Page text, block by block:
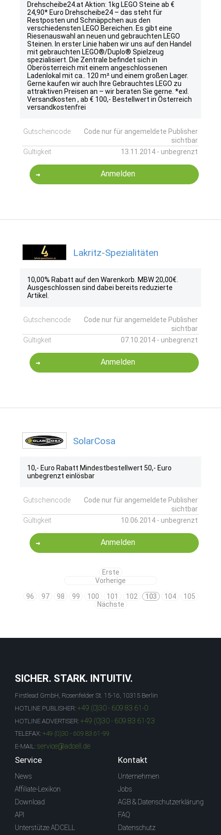
Drehscheibe24.at Aktion: 1kg LEGO Steine ab €
24,90* Euro Drehscheibe24 – das steht für
Restposten und Schnäppchen aus den
verschiedensten LEGO Bereichen. Es gibt eine
Riesenauswahl an neuen und gebrauchten LEGO
Steinen. In erster Linie haben wir uns auf den Handel
mit gebrauchten LEGO®/Duplo® Spielzeug
spezialisiert. Die Zentrale befindet sich in
Oberösterreich mit einem angeschlossenen
Ladenlokal mit ca.. 120 m² und einem großen Lager.
Gerne kaufen wir auch Ihre Gebrauchtes LEGO zu
attraktiven Preisen an – wir beraten Sie gerne. *exl.
Versandkosten , ab € 100,- Bestellwert in Österreich
versandkostenfrei
Gutscheincode
Code nur für angemeldete Publisher
sichtbar
Gültigkeit
13.11.2014 - unbegrenzt
Anmelden
Lakritz-Spezialitäten
10,00% Rabatt auf den Warenkorb. MBW 20,00€.
Ausgeschlossen sind dabei bereits reduzierte
Artikel.
Gutscheincode
Code nur für angemeldete Publisher
sichtbar
Gültigkeit
07.10.2014 - unbegrenzt
Anmelden
SolarCosa
10,- Euro Rabatt Mindestbestellwert 50,- Euro
unbegrenzt einlösbar
Gutscheincode
Code nur für angemeldete Publisher
sichtbar
Gültigkeit
10.06.2014 - unbegrenzt
Anmelden
Erste
Vorherige
96
97 98 99 100 101 102 103 104
105
Nächste
SICHER. STARK. INTUITIV.
Firstlead GmbH, Rosenfelder St. 15-16, 10315 Berlin
HOTLINE PUBLISHER: +49 (0)30 - 609 83 61-0
HOTLINE ADVERTISER: +49 (0)30 - 609 83 61-23
TELEFAX: +49 (0)30 - 609 83 61-99
E-MAIL: service@adcell.de
Service
News
Affiliate-Lexikon
Download
API
Unterstütze ADCELL
Kontakt
Unternehmen
Jobs
AGB & Datenschutzerklärung
FAQ
Datenschutz